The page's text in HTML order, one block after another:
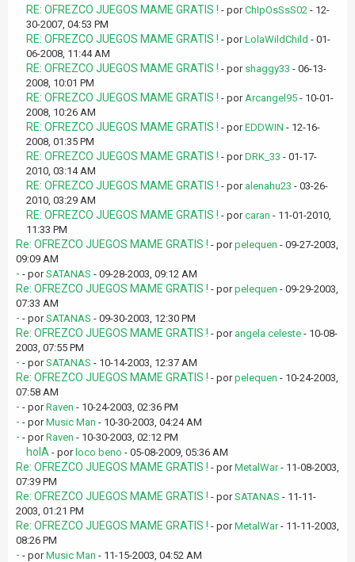
RE: OFREZCO JUEGOS MAME GRATIS ! - porChIpOsSsS02 - 12-
30-2007, 04:53 PM
RE: OFREZCO JUEGOS MAME GRATIS ! - porLolaWildChild - 01-
06-2008, 11:44 AM
RE: OFREZCO JUEGOS MAME GRATIS ! - por shaggy33 - 06-13-
2008, 10:01 PM
RE: OFREZCO JUEGOS MAME GRATIS ! - porArcangel95 - 10-01-
2008, 10:26 AM
RE: OFREZCO JUEGOS MAME GRATIS ! - porEDDWIN - 12-16-
2008, 01:35 PM
RE: OFREZCO JUEGOS MAME GRATIS ! - porDRK_33 - 01-17-
2010, 03:14 AM
RE: OFREZCO JUEGOS MAME GRATIS ! - por alenahu23 - 03-26-
2010, 03:29 AM
RE: OFREZCO JUEGOS MAME GRATIS ! - porcaran - 11-01-2010,
11:33 PM
Re: OFREZCO JUEGOS MAME GRATIS ! - porpelequen - 09-27-2003,
09:09 AM
- - porSATANAS - 09-28-2003, 09:12 AM
Re: OFREZCO JUEGOS MAME GRATIS ! - porpelequen - 09-29-2003,
07:33 AM
- - porSATANAS - 09-30-2003, 12:30 PM
Re: OFREZCO JUEGOS MAME GRATIS ! - por angela celeste - 10-08-
2003, 07:55 PM
- - porSATANAS - 10-14-2003, 12:37 AM
Re: OFREZCO JUEGOS MAME GRATIS ! - porpelequen - 10-24-2003,
07:58 AM
- - porRaven - 10-24-2003, 02:36 PM
- - porMusic Man - 10-30-2003, 04:24 AM
- - porRaven - 10-30-2003, 02:12 PM
holA - por loco beno - 05-08-2009, 05:36 AM
Re: OFREZCO JUEGOS MAME GRATIS ! - porMetalWar- 11-08-2003,
07:39 PM
Re: OFREZCO JUEGOS MAME GRATIS ! - porSATANAS - 11-11-
2003, 01:21 PM
Re: OFREZCO JUEGOS MAME GRATIS ! - porMetalWar- 11-11-2003,
08:26 PM
- - porMusic Man - 11-15-2003, 04:52 AM